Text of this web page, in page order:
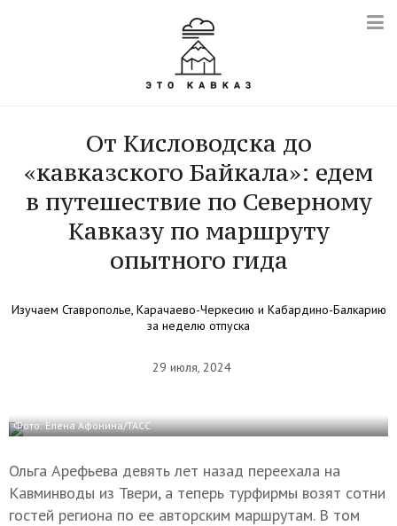
От Кисловодска до
«кавказского Байкала»: едем
в путешествие по Северному
Кавказу по маршруту
опытного гида
Изучаем Ставрополье, Карачаево-Черкесию и Кабардино-Балкарию
за неделю отпуска
29 июля, 2024
Фото: Елена Афонина/ТАСС
Ольга Арефьева девять лет назад переехала на
Кавминводы из Твери, а теперь турфирмы возят сотни
гостей региона по ее авторским маршрутам. В том